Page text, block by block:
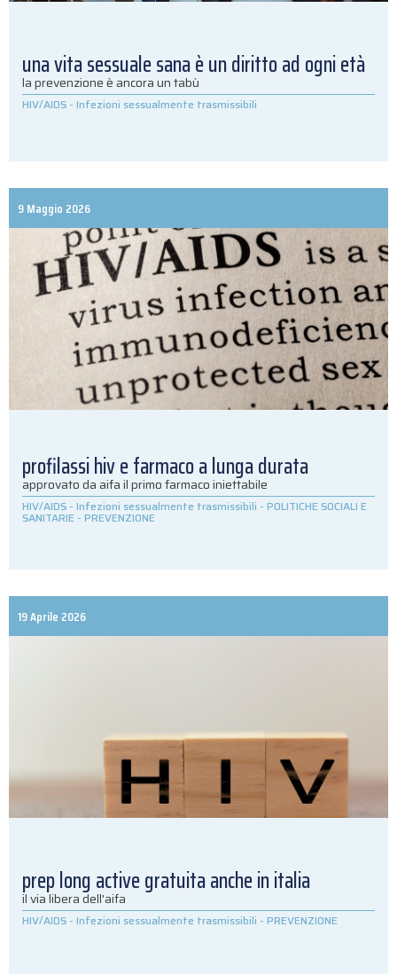
una vita sessuale sana è un diritto ad ogni età
la prevenzione è ancora un tabù
HIV/AIDS - Infezioni sessualmente trasmissibili
9 Maggio 2026
profilassi hiv e farmaco a lunga durata
approvato da aifa il primo farmaco iniettabile
HIV/AIDS - Infezioni sessualmente trasmissibili - POLITICHE SOCIALI E
SANITARIE - PREVENZIONE
19 Aprile 2026
prep long active gratuita anche in italia
il via libera dell'aifa
HIV/AIDS - Infezioni sessualmente trasmissibili - PREVENZIONE